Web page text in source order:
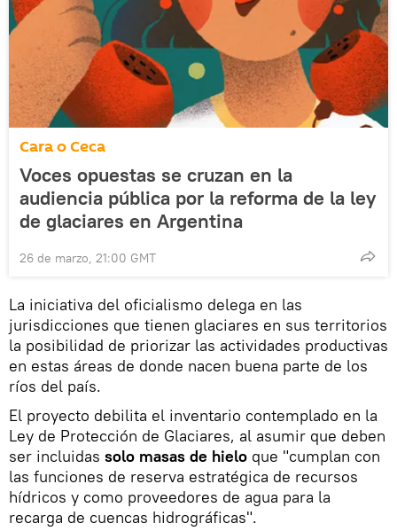
Cara o Ceca
Voces opuestas se cruzan en la
audiencia pública por la reforma de la ley
de glaciares en Argentina
26 de marzo, 21:00 GMT
La iniciativa del oficialismo delega en las
jurisdicciones que tienen glaciares en sus territorios
la posibilidad de priorizar las actividades productivas
en estas áreas de donde nacen buena parte de los
ríos del país.
El proyecto debilita el inventario contemplado en la
Ley de Protección de Glaciares, al asumir que deben
ser incluidas solo masas de hielo que "cumplan con
las funciones de reserva estratégica de recursos
hídricos y como proveedores de agua para la
recarga de cuencas hidrográficas".